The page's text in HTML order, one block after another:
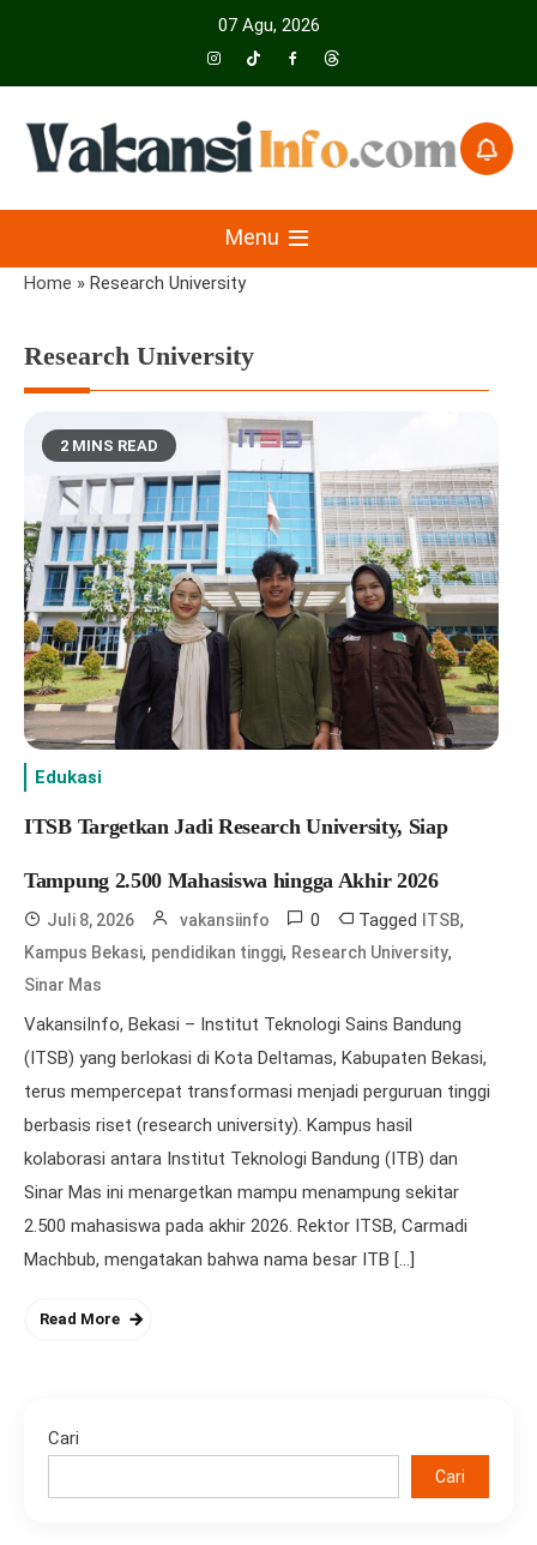
07 Agu, 2026
VakansiinfoMenu
Home » Research University
Research University
2 MINS READ
Edukasi
ITSB Targetkan Jadi Research University, Siap
Tampung 2.500 Mahasiswa hingga Akhir 2026
Juli 8, 2026 vakansiinfo 0 Tagged ITSB,
Kampus Bekasi, pendidikan tinggi, Research University,
Sinar Mas
VakansiInfo, Bekasi – Institut Teknologi Sains Bandung
(ITSB) yang berlokasi di Kota Deltamas, Kabupaten Bekasi,
terus mempercepat transformasi menjadi perguruan tinggi
berbasis riset (research university). Kampus hasil
kolaborasi antara Institut Teknologi Bandung (ITB) dan
Sinar Mas ini menargetkan mampu menampung sekitar
2.500 mahasiswa pada akhir 2026. Rektor ITSB, Carmadi
Machbub, mengatakan bahwa nama besar ITB […]
Read More
Cari
Cari